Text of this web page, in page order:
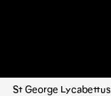
St George Lycabettus